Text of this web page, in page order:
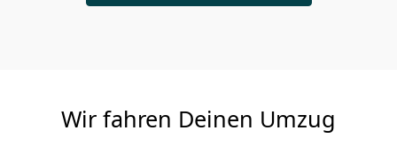
Wir fahren Deinen Umzug